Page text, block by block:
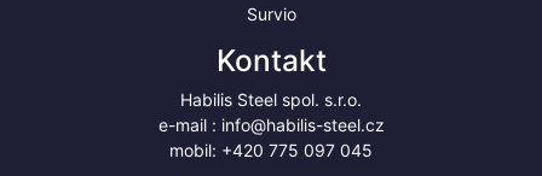
Survio
Kontakt
Habilis Steel spol. s.r.o.
e-mail : info@habilis-steel.cz
mobil: +420 775 097 045